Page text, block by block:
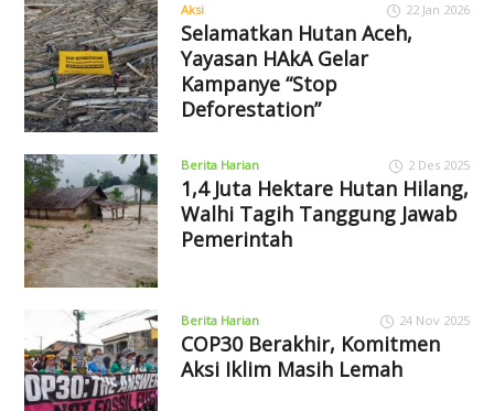
Aksi 22 Jan 2026
Selamatkan Hutan Aceh,
Yayasan HAkA Gelar
Kampanye “Stop
Deforestation”
Berita Harian 2 Des 2025
1,4 Juta Hektare Hutan Hilang,
Walhi Tagih Tanggung Jawab
Pemerintah
Berita Harian 24 Nov 2025
COP30 Berakhir, Komitmen
Aksi Iklim Masih Lemah